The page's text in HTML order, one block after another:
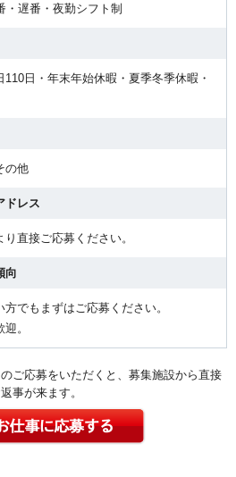
・遅番・夜勤シフト制
日・年末年始休暇・夏季冬季休暇・
の他
ドレス
直接ご応募ください。
向
でもまずはご応募ください。
。
ご応募をいただくと、募集施設から直接
事が来ます。